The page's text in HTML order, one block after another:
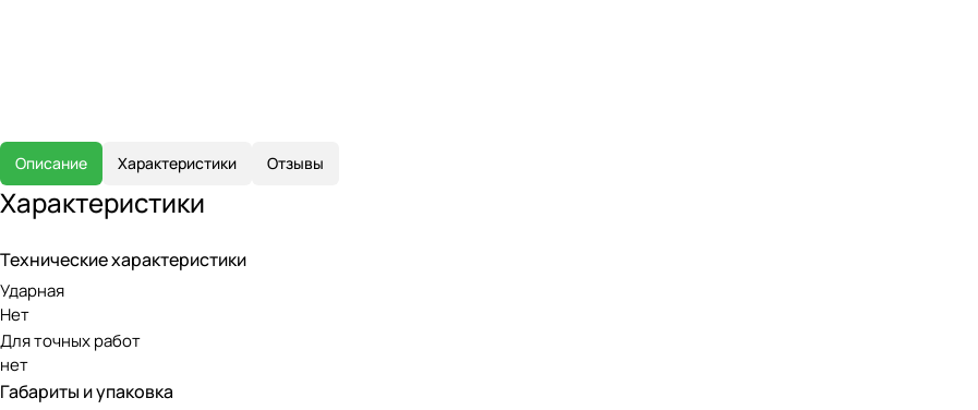
Описание Характеристики Отзывы
Характеристики
Технические характеристики
Ударная
Нет
Для точных работ
нет
Габариты и упаковка